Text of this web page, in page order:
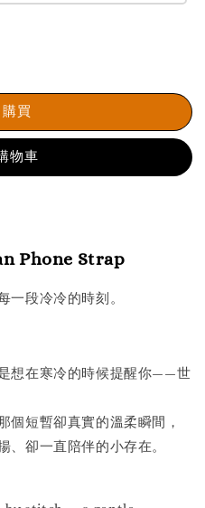
買
物車
Phone Strap
一段冷冷的時刻。
想在寒冷的時候提醒你——世
個短暫卻真實的溫柔瞬間，
、卻一直陪伴的小存在。